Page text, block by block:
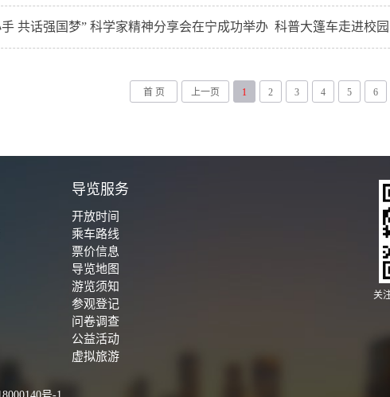
共话强国梦” 科学家精神分享会在宁成功举办 科普大篷车走进校
首 页 上一页 1 2 3 4 5 6
导览服务
开放时间
乘车路线
票价信息
导览地图
游览须知
参观登记
问卷调查
公益活动
虚拟旅游
关